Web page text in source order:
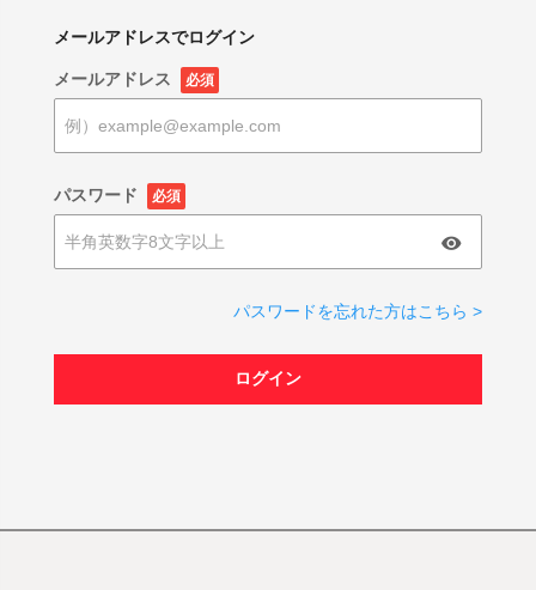
メールアドレスでログイン
メールアドレス 必須
パスワード 必須
パスワードを忘れた方はこちら >
ログイン